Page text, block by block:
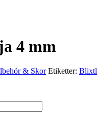
4 mm
& Skor Etiketter: